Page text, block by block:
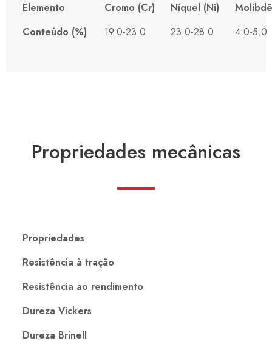
Elemento Cromo (Cr) Níquel (Ni)
Conteúdo (%)
19.0-23.0 23.0-28.0 4.0-5.0
Propriedades mecânicas
Propriedades
Resistência à tração
Resistência ao rendimento
Dureza Vickers
Dureza Brinell